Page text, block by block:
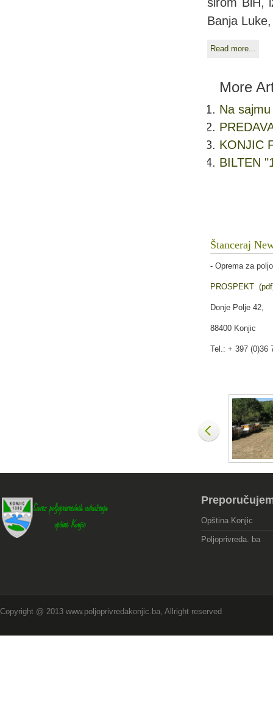
Banja
Read more...
More
Na
KONJIC
BILTEN
Štanceraj
- Oprema za
PROSPEKT
Donje Polje 42,
88400 Konjic
Tel.: + 397 (0)36
Opština Konjic
Poljoprivreda. ba
Copyright @ 2013 www.poljoprivredakonjic.ba, Allright reserved